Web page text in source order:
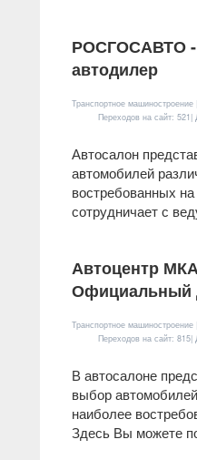
РОСГОСАВТО
автодилер
Транспортное машиностроение |
Переходов на сайт:
Автосалон
автомобилей
востребованных
сотрудничает с
Автоцентр
Официальный
Транспортное машиностроение |
Переходов на сайт:
В автосалоне
выбор
наиболее
Здесь Вы можете